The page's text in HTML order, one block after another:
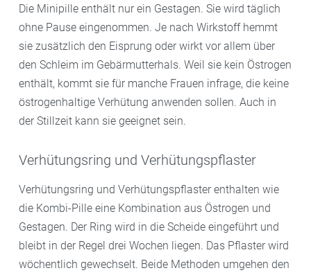
Die Minipille enthält nur ein Gestagen. Sie wird täglich
ohne Pause eingenommen. Je nach Wirkstoff hemmt
sie zusätzlich den Eisprung oder wirkt vor allem über
den Schleim im Gebärmutterhals. Weil sie kein Östrogen
enthält, kommt sie für manche Frauen infrage, die keine
östrogenhaltige Verhütung anwenden sollen. Auch in
der Stillzeit kann sie geeignet sein.
Verhütungsring und Verhütungspflaster
Verhütungsring und Verhütungspflaster enthalten wie
die Kombi-Pille eine Kombination aus Östrogen und
Gestagen. Der Ring wird in die Scheide eingeführt und
bleibt in der Regel drei Wochen liegen. Das Pflaster wird
wöchentlich gewechselt. Beide Methoden umgehen den